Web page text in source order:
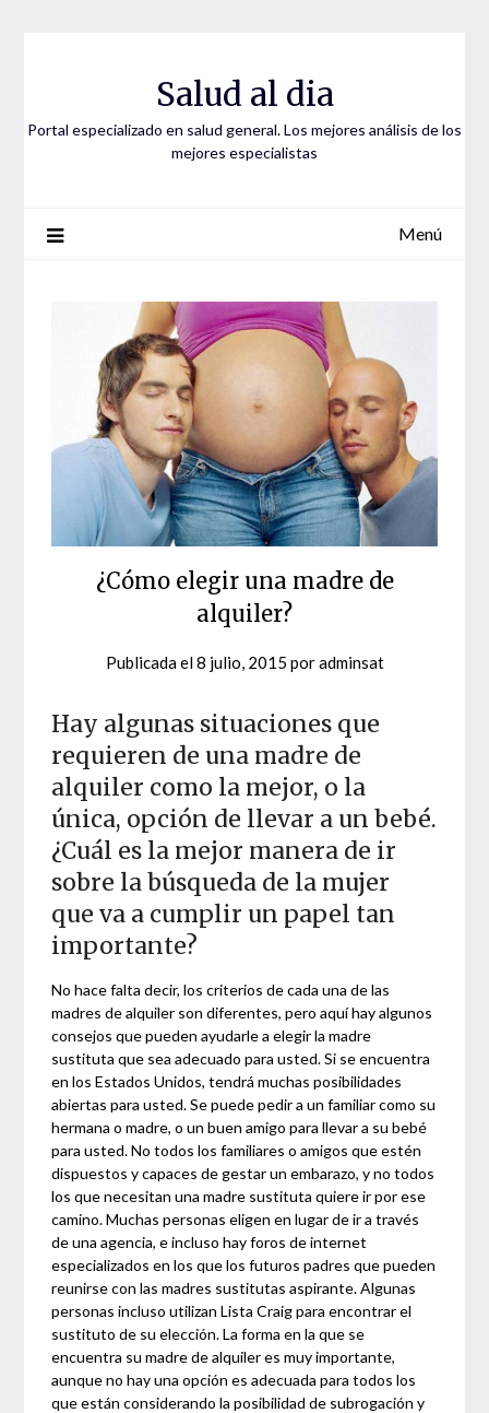
Salud al dia
Portal especializado en salud general. Los mejores análisis de los
mejores especialistas
Menú
¿Cómo elegir una madre de
alquiler?
Publicada el8 julio, 2015 poradminsat
Hay algunas situaciones que
requieren de una madre de
alquiler como la mejor, o la
única, opción de llevar a un bebé.
¿Cuál es la mejor manera de ir
sobre la búsqueda de la mujer
que va a cumplir un papel tan
importante?
No hace falta decir, los criterios de cada una de las
madres de alquiler son diferentes, pero aquí hay algunos
consejos que pueden ayudarle a elegir la madre
sustituta que sea adecuado para usted. Si se encuentra
en los Estados Unidos, tendrá muchas posibilidades
abiertas para usted. Se puede pedir a un familiar como su
hermana o madre, o un buen amigo para llevar a su bebé
para usted. No todos los familiares o amigos que estén
dispuestos y capaces de gestar un embarazo, y no todos
los que necesitan una madre sustituta quiere ir por ese
camino. Muchas personas eligen en lugar de ir a través
de una agencia, e incluso hay foros de internet
especializados en los que los futuros padres que pueden
reunirse con las madres sustitutas aspirante. Algunas
personas incluso utilizan Lista Craig para encontrar el
sustituto de su elección. La forma en la que se
encuentra su madre de alquiler es muy importante,
aunque no hay una opción es adecuada para todos los
que están considerando la posibilidad de subrogación y